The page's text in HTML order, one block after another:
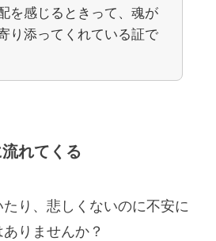
を感じるときって、魂が
り添ってくれている証で
れてくる
り、悲しくないのに不安に
りませんか？